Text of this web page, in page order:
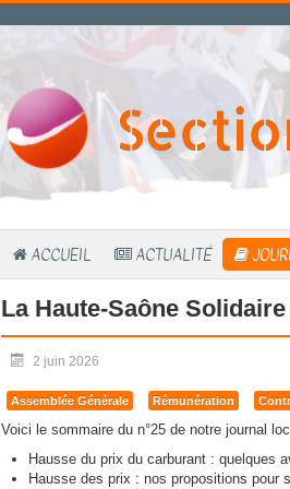
ACCUEIL ACTUALITÉ
La Haute-Saône Solidaire
2 juin 2026
Assemblée Générale Rémunération
Voici le sommaire du n°25 de notre journal
Hausse du prix du carburant : quelques
Hausse des prix : nos propositions pour